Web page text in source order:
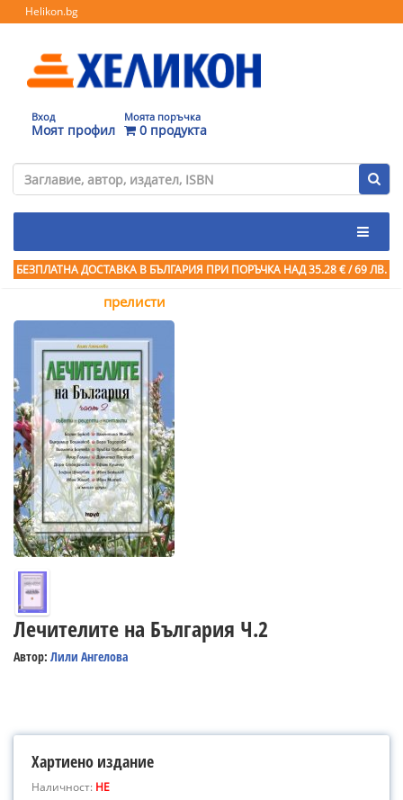
Helikon.bg
Вход
Моят профил
Моята поръчка
0 продукта
БЕЗПЛАТНА ДОСТАВКА В БЪЛГАРИЯ ПРИ ПОРЪЧКА НАД 35.28 € / 69 ЛВ.
прелисти
Лечителите на България Ч.2
Автор: Лили Ангелова
Хартиено издание
Наличност: НЕ